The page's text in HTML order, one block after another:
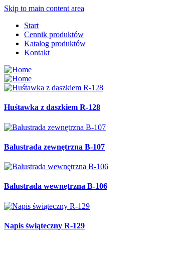
Skip to main content area
Start
Cennik produktów
Katalog produktów
Kontakt
Huśtawka z daszkiem R-128
Balustrada zewnętrzna B-107
Balustrada wewnętrzna B-106
Napis świąteczny R-129